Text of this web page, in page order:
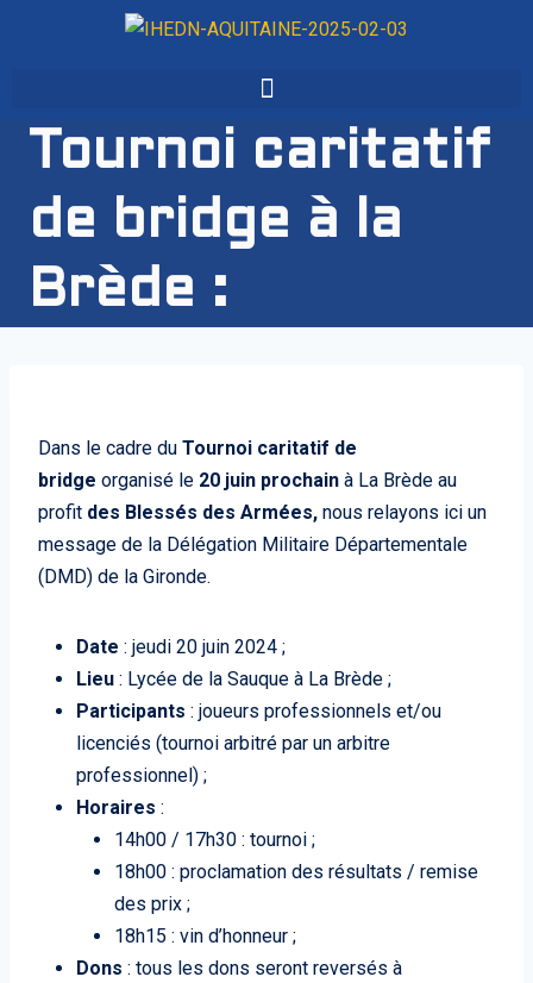
Tournoi caritatif
de bridge à la
Brède :
Dans le cadre du Tournoi caritatif de
bridge organisé le 20 juin prochain à La Brède au
profit des Blessés des Armées, nous relayons ici un
message de la Délégation Militaire Départementale
(DMD) de la Gironde.
Date : jeudi 20 juin 2024 ;
Lieu : Lycée de la Sauque à La Brède ;
Participants : joueurs professionnels et/ou
licenciés (tournoi arbitré par un arbitre
professionnel) ;
Horaires :
14h00 / 17h30 : tournoi ;
18h00 : proclamation des résultats / remise
des prix ;
18h15 : vin d’honneur ;
Dons : tous les dons seront reversés à